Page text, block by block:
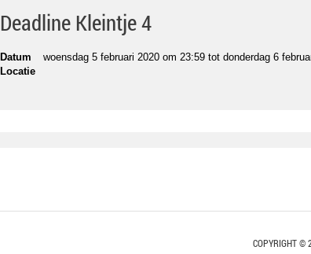
Deadline Kleintje 4
Datum woensdag 5 februari 2020 om 23:59 tot donderdag 6
Locatie
COPYRIGHT ©